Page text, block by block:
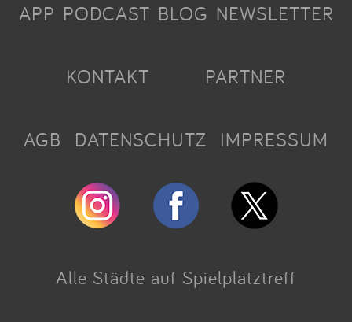
APP PODCAST BLOG NEWSLETTER
KONTAKT PARTNER
AGB DATENSCHUTZ IMPRESSUM
Alle Städte auf Spielplatztreff